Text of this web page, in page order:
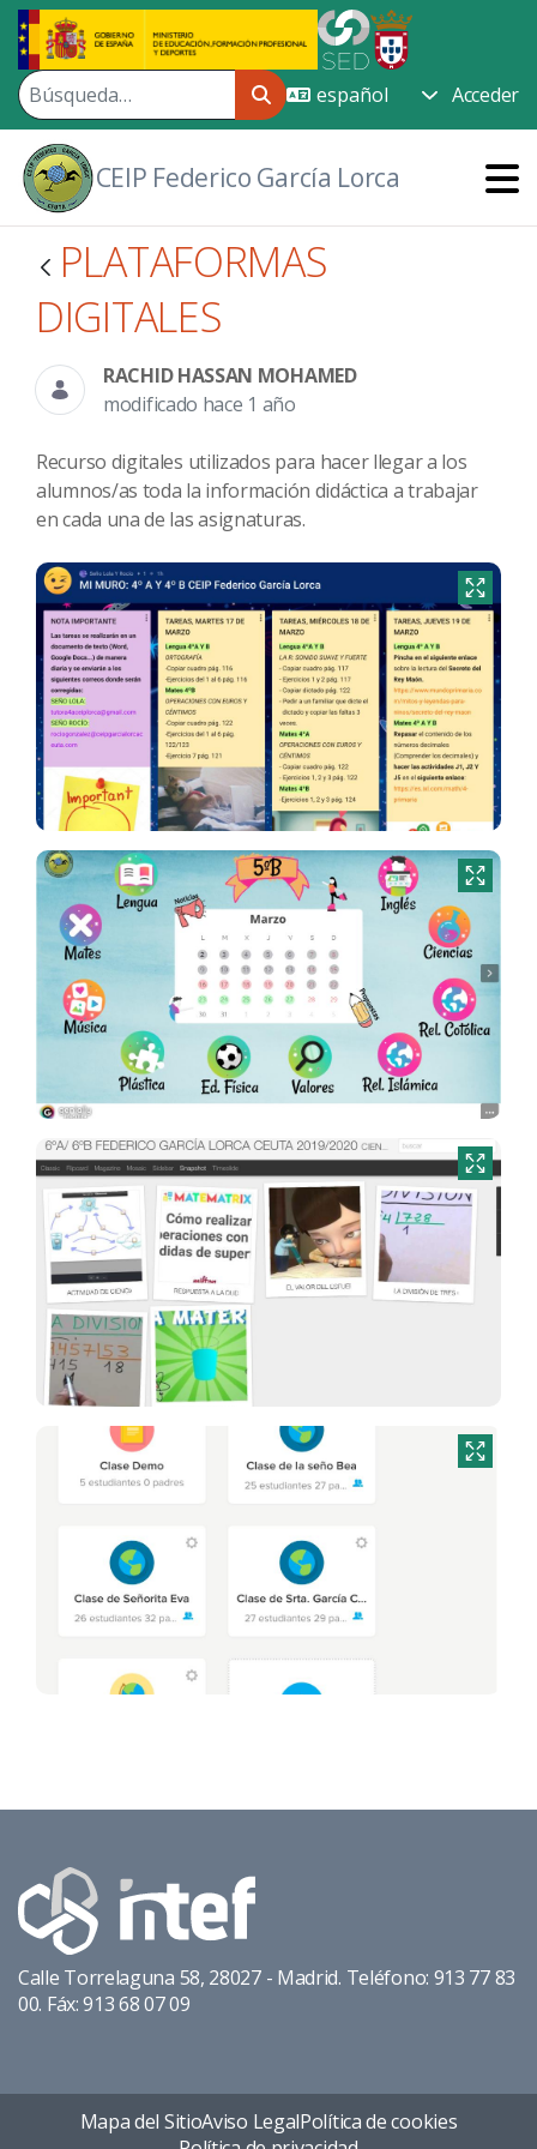
Saltar al contenido principal
Acceder
CEIP Federico García Lorca
PLATAFORMAS
DIGITALES
RACHID HASSAN MOHAMED
modificado hace 1 año
Recurso digitales utilizados para hacer llegar a los
alumnos/as toda la información didáctica a trabajar
en cada una de las asignaturas.
Calle Torrelaguna 58, 28027 - Madrid. Teléfono: 913 77 83
00. Fáx: 913 68 07 09
Mapa del SitioAviso LegalPolítica de cookies